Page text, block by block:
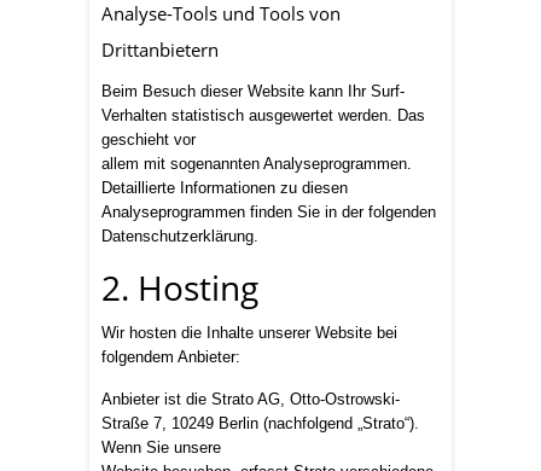
Analyse-Tools und Tools von
Drittanbietern
Beim Besuch dieser Website kann Ihr Surf-
Verhalten statistisch ausgewertet werden. Das
geschieht vor
allem mit sogenannten Analyseprogrammen.
Detaillierte Informationen zu diesen
Analyseprogrammen finden Sie in der folgenden
Datenschutzerklärung.
2. Hosting
Wir hosten die Inhalte unserer Website bei
folgendem Anbieter:
Anbieter ist die Strato AG, Otto-Ostrowski-
Straße 7, 10249 Berlin (nachfolgend „Strato“).
Wenn Sie unsere